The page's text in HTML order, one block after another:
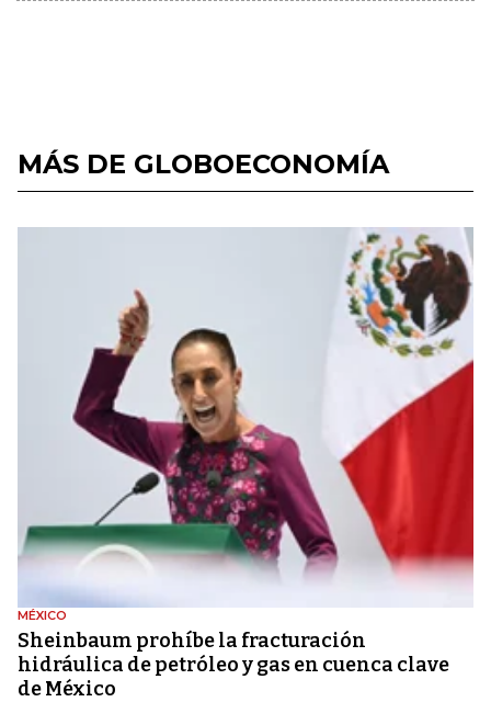
MÁS DE GLOBOECONOMÍA
MÉXICO
Sheinbaum prohíbe la fracturación
hidráulica de petróleo y gas en cuenca clave
de México